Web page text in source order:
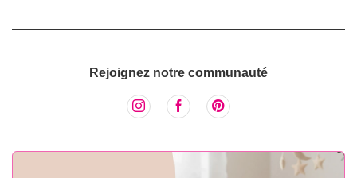
Rejoignez notre communauté